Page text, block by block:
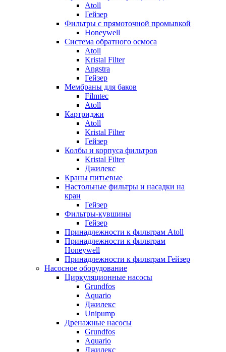
Atoll
Гейзер
Фильтры с прямоточной промывкой
Honeywell
Система обратного осмоса
Atoll
Kristal Filter
Angstra
Гейзер
Мембраны для баков
Filmtec
Atoll
Картриджи
Atoll
Kristal Filter
Гейзер
Колбы и корпуса фильтров
Kristal Filter
Джилекс
Краны питьевые
Настольные фильтры и насадки на
кран
Гейзер
Фильтры-кувшины
Гейзер
Принадлежности к фильтрам Atoll
Принадлежности к фильтрам
Honeywell
Принадлежности к фильтрам Гейзер
Насосное оборудование
Циркуляционные насосы
Grundfos
Aquario
Джилекс
Unipump
Дренажные насосы
Grundfos
Aquario
Джилекс